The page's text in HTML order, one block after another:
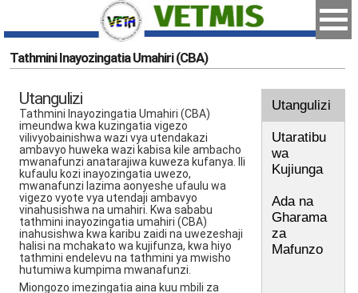
Tathmini Inayozingatia Umahiri (CBA)
Utangulizi
Tathmini Inayozingatia Umahiri (CBA)
imeundwa kwa kuzingatia vigezo
vilivyobainishwa wazi vya utendakazi
ambavyo huweka wazi kabisa kile ambacho
mwanafunzi anatarajiwa kuweza kufanya. Ili
kufaulu kozi inayozingatia uwezo,
mwanafunzi lazima aonyeshe ufaulu wa
vigezo vyote vya utendaji ambavyo
vinahusishwa na umahiri. Kwa sababu
tathmini inayozingatia umahiri (CBA)
inahusishwa kwa karibu zaidi na uwezeshaji
halisi na mchakato wa kujifunza, kwa hiyo
tathmini endelevu na tathmini ya mwisho
hutumiwa kumpima mwanafunzi.
Miongozo imezingatia aina kuu mbili za
Utangulizi
Utaratibu
wa
Kujiunga
Ada na
Gharama
za
Mafunzo